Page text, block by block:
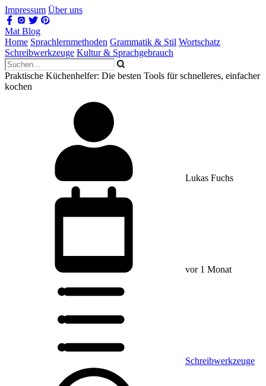
Impressum Über uns
Mat Blog
Home Sprachlernmethoden Grammatik & Stil Wortschatz
Schreibwerkzeuge Kultur & Sprachgebrauch
Praktische Küchenhelfer: Die besten Tools für schnelleres, einfacher
kochen
Lukas Fuchs
vor 1 Monat
Schreibwerkzeuge